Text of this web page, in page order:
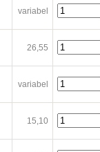
variabel
26,55
variabel
15,10